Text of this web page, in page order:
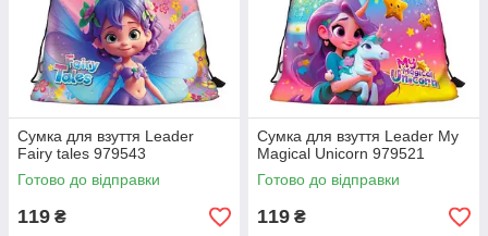
Сумка для взуття Leader
Fairy tales 979543
Готово до відправки
119 ₴
Сумка для взуття Leader My
Magical Unicorn 979521
Готово до відправки
119 ₴